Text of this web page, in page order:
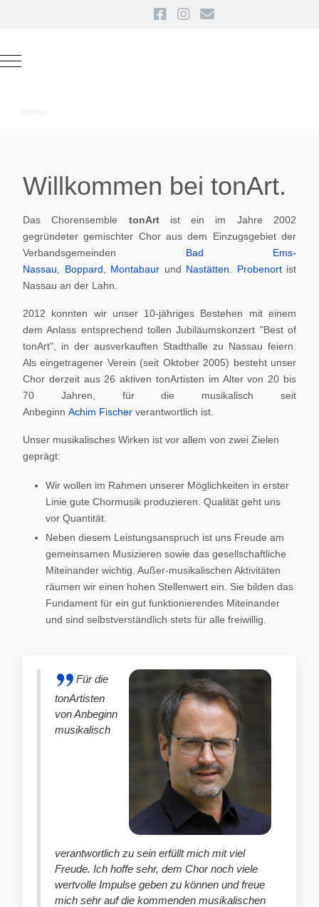
Mobile Menu Toggle
Home
Willkommen bei tonArt.
Das Chorensemble tonArt ist ein im Jahre 2002
gegründeter gemischter Chor aus dem Einzugsgebiet der
Verbandsgemeinden Bad Ems-
Nassau
Boppard Montabaur und Nastätten Probenortist
Nassau an der Lahn.
2012 konnten wir unser 10-jähriges Bestehen mit einem
dem Anlass entsprechend tollen Jubiläumskonzert "Best of
tonArt", in der ausverkauften Stadthalle zu Nassau feiern.
Als eingetragener Verein (seit Oktober 2005) besteht unser
Chor derzeit aus 26 aktiven tonArtisten im Alter von 20 bis
70 Jahren, für die musikalisch seit
Anbeginn Achim Fischer verantwortlich ist.
Unser musikalisches Wirken ist vor allem von zwei Zielen
geprägt:
Wir wollen im Rahmen unserer Möglichkeiten in erster
Linie gute Chormusik produzieren. Qualität geht uns
vor Quantität.
Neben diesem Leistungsanspruch ist uns Freude am
gemeinsamen Musizieren sowie das gesellschaftliche
Miteinander wichtig. Außer-musikalischen Aktivitäten
räumen wir einen hohen Stellenwert ein. Sie bilden das
Fundament für ein gut funktionierendes Miteinander
und sind selbstverständlich stets für alle freiwillig.
Für die
tonArtisten
von Anbeginn
musikalisch
verantwortlich zu sein erfüllt mich mit viel
Freude. Ich hoffe sehr, dem Chor noch viele
wertvolle Impulse geben zu können und freue
mich sehr auf die kommenden musikalischen